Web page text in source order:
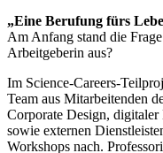
„Eine Berufung fürs
Am Anfang stand die
Arbeitgeberin aus?
Im Science-Careers-
Team aus Mitarbeitenden
Corporate Design, digitaler
sowie externen
Workshops nach.